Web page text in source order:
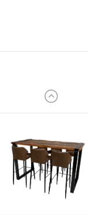
Previous